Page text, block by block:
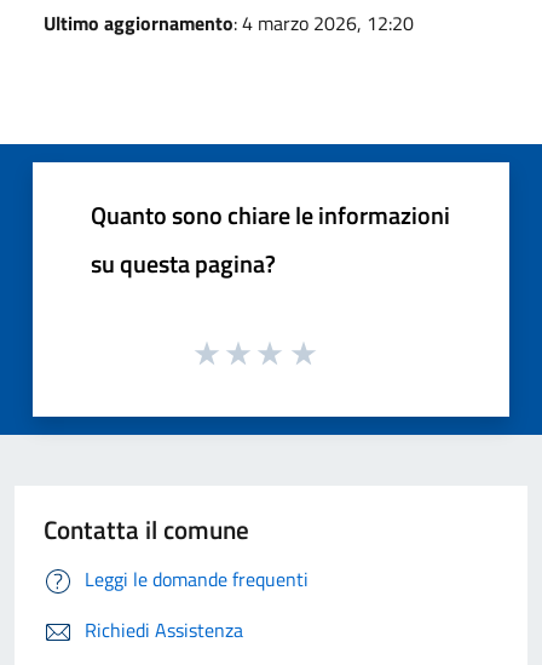
Ultimo aggiornamento: 4 marzo 2026, 12:20
Quanto sono chiare le informazioni
su questa pagina?
Contatta il comune
Leggi le domande frequenti
Richiedi Assistenza